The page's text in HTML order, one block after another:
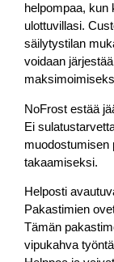
helpompaa, kun
ulottuvillasi.
säilytystilan
voidaan
NoFrost estää
Ei
muodostumisen
takaamiseksi.
Helposti
Pakastimien
Tämän
vipukahva